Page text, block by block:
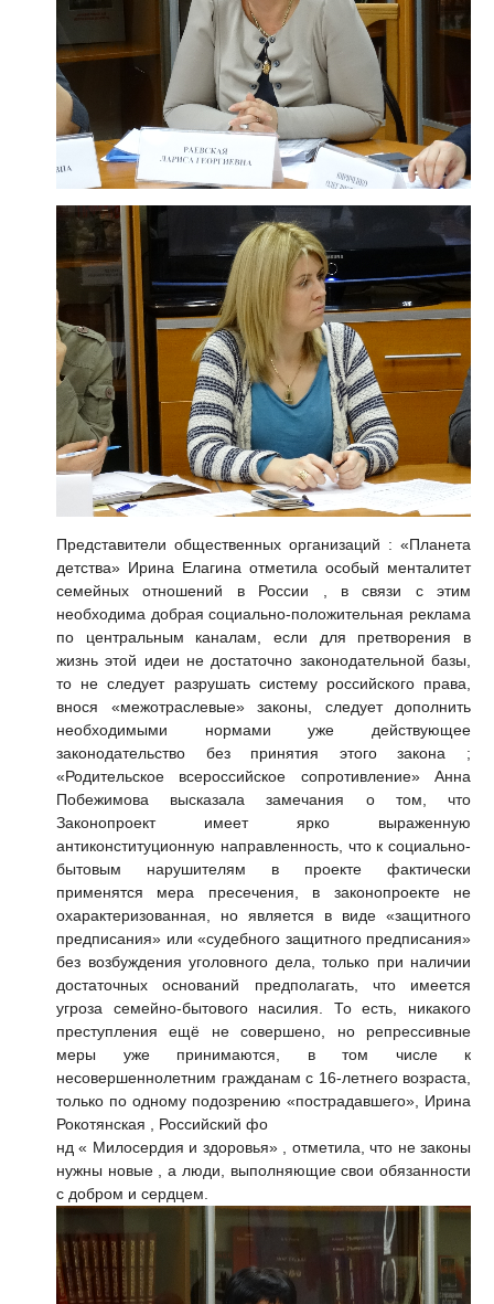
Представители общественных организаций : «Планета
детства» Ирина Елагина отметила особый менталитет
семейных отношений в России , в связи с этим
необходима добрая социально-положительная реклама
по центральным каналам, если для претворения в
жизнь этой идеи не достаточно законодательной базы,
то не следует разрушать систему российского права,
внося «межотраслевые» законы, следует дополнить
необходимыми нормами уже действующее
законодательство без принятия этого закона ;
«Родительское всероссийское сопротивление» Анна
Побежимова высказала замечания о том, что
Законопроект имеет ярко выраженную
антиконституционную направленность, что к социально-
бытовым нарушителям в проекте фактически
применятся мера пресечения, в законопроекте не
охарактеризованная, но является в виде «защитного
предписания» или «судебного защитного предписания»
без возбуждения уголовного дела, только при наличии
достаточных оснований предполагать, что имеется
угроза семейно-бытового насилия. То есть, никакого
преступления ещё не совершено, но репрессивные
меры уже принимаются, в том числе к
несовершеннолетним гражданам с 16-летнего возраста,
только по одному подозрению «пострадавшего», Ирина
Рокотянская , Российский фо
нд « Милосердия и здоровья» , отметила, что не законы
нужны новые , а люди, выполняющие свои обязанности
с добром и сердцем.